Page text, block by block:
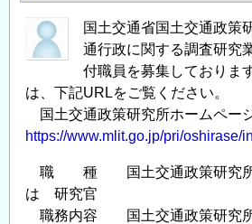
国土交通省国土交通政策
通行政に関する調査研究
付職員を募集しておりま
は、下記URLをご覧ください。
国土交通政策研究所ホームペー
https://www.mlit.go.jp/pri/oshirase/
職 種 国土交通政策研究
は 研究官
職務内容 国土交通政策研究所